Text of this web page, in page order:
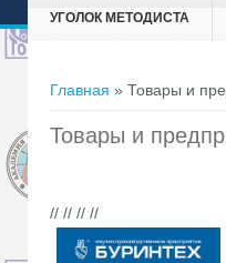
УГОЛОК МЕТОДИСТА
Вы здесь
Главная » Товары и
Товары и
// // // //